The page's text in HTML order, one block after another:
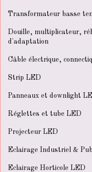
Transformateur basse
Douille, multiplicateur,
d'adaptation
Câble électrique,
Strip LED
Panneaux et downlight
Réglettes et tube LED
Projecteur LED
Eclairage Industriel &
Eclairage Horticole LED